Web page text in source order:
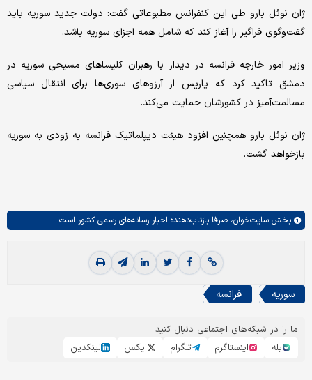
ژان نوئل بارو طی این کنفرانس مطبوعاتی گفت: دولت جدید سوریه باید
گفت‌وگوی فراگیر را آغاز کند که شامل همه اجزای سوریه باشد.
وزیر امور خارجه فرانسه در دیدار با رهبران کلیساهای مسیحی سوریه در
دمشق تاکید کرد که پاریس از آرزوهای سوری‌ها برای انتقال سیاسی
مسالمت‌آمیز در کشورشان حمایت می‌کند.
ژان نوئل بارو همچنین افزود هیئت دیپلماتیک فرانسه به زودی به سوریه
بازخواهد گشت.
بخش سایت‌خوان، صرفا بازتاب‌دهنده اخبار رسانه‌های رسمی کشور است.
سوریه فرانسه
ما را در شبکه‌های اجتماعی دنبال کنید
بله
اینستاگرم تلگرام ایکس لینکدین